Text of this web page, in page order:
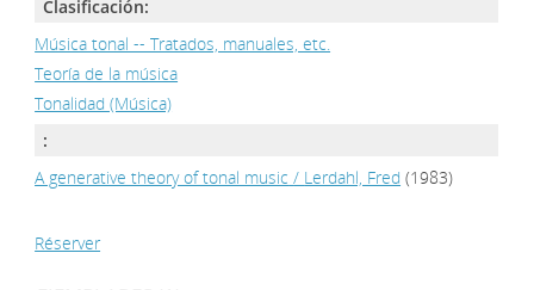
Clasificación:
Música tonal -- Tratados, manuales, etc.
Teoría de la música
Tonalidad (Música)
:
A generative theory of tonal music / Lerdahl, Fred (1983)
Réserver